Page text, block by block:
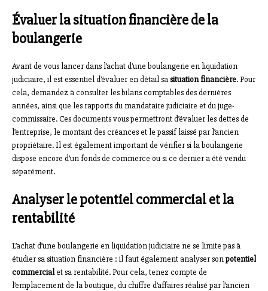
Évaluer la situation financière de la
boulangerie
Avant de vous lancer dans l’achat d’une boulangerie en liquidation
judiciaire, il est essentiel d’évaluer en détail sasituation financière. Pour
cela, demandez à consulter les bilans comptables des dernières
années, ainsi que les rapports du mandataire judiciaire et du juge-
commissaire. Ces documents vous permettront d’évaluer les dettes de
l’entreprise, le montant des créances et le passif laissé par l’ancien
propriétaire. Il est également important de vérifier si la boulangerie
dispose encore d’un fonds de commerce ou si ce dernier a été vendu
séparément.
Analyser le potentiel commercial et la
rentabilité
L’achat d’une boulangerie en liquidation judiciaire ne se limite pas à
étudier sa situation financière : il faut également analyser sonpotentiel
commercialet sa rentabilité. Pour cela, tenez compte de
l’emplacement de la boutique, du chiffre d’affaires réalisé par l’ancien